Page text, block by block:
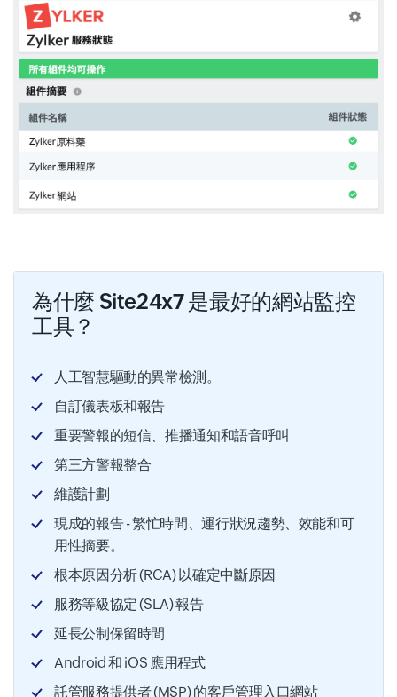
為什麼 Site24x7 是最好的網站監控
工具？
人工智慧驅動的異常檢測。
自訂儀表板和報告
重要警報的短信、推播通知和語音呼叫
第三方警報整合
維護計劃
現成的報告 - 繁忙時間、運行狀況趨勢、效能和可
用性摘要。
根本原因分析 (RCA) 以確定中斷原因
服務等級協定 (SLA) 報告
延長公制保留時間
Android 和 iOS 應用程式
託管服務提供者 (MSP) 的客戶管理入口網站